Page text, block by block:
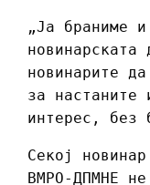
„Ја браниме
новинарската
новинарите
за настаните
интерес, без
Секој
ВМРО-ДПМНЕ